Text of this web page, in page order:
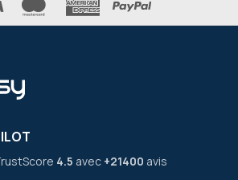
4.5 avec +21400 avis